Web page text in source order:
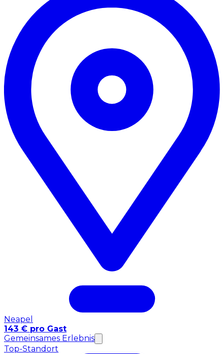
Neapel
143 € pro Gast
Gemeinsames Erlebnis
Top-Standort